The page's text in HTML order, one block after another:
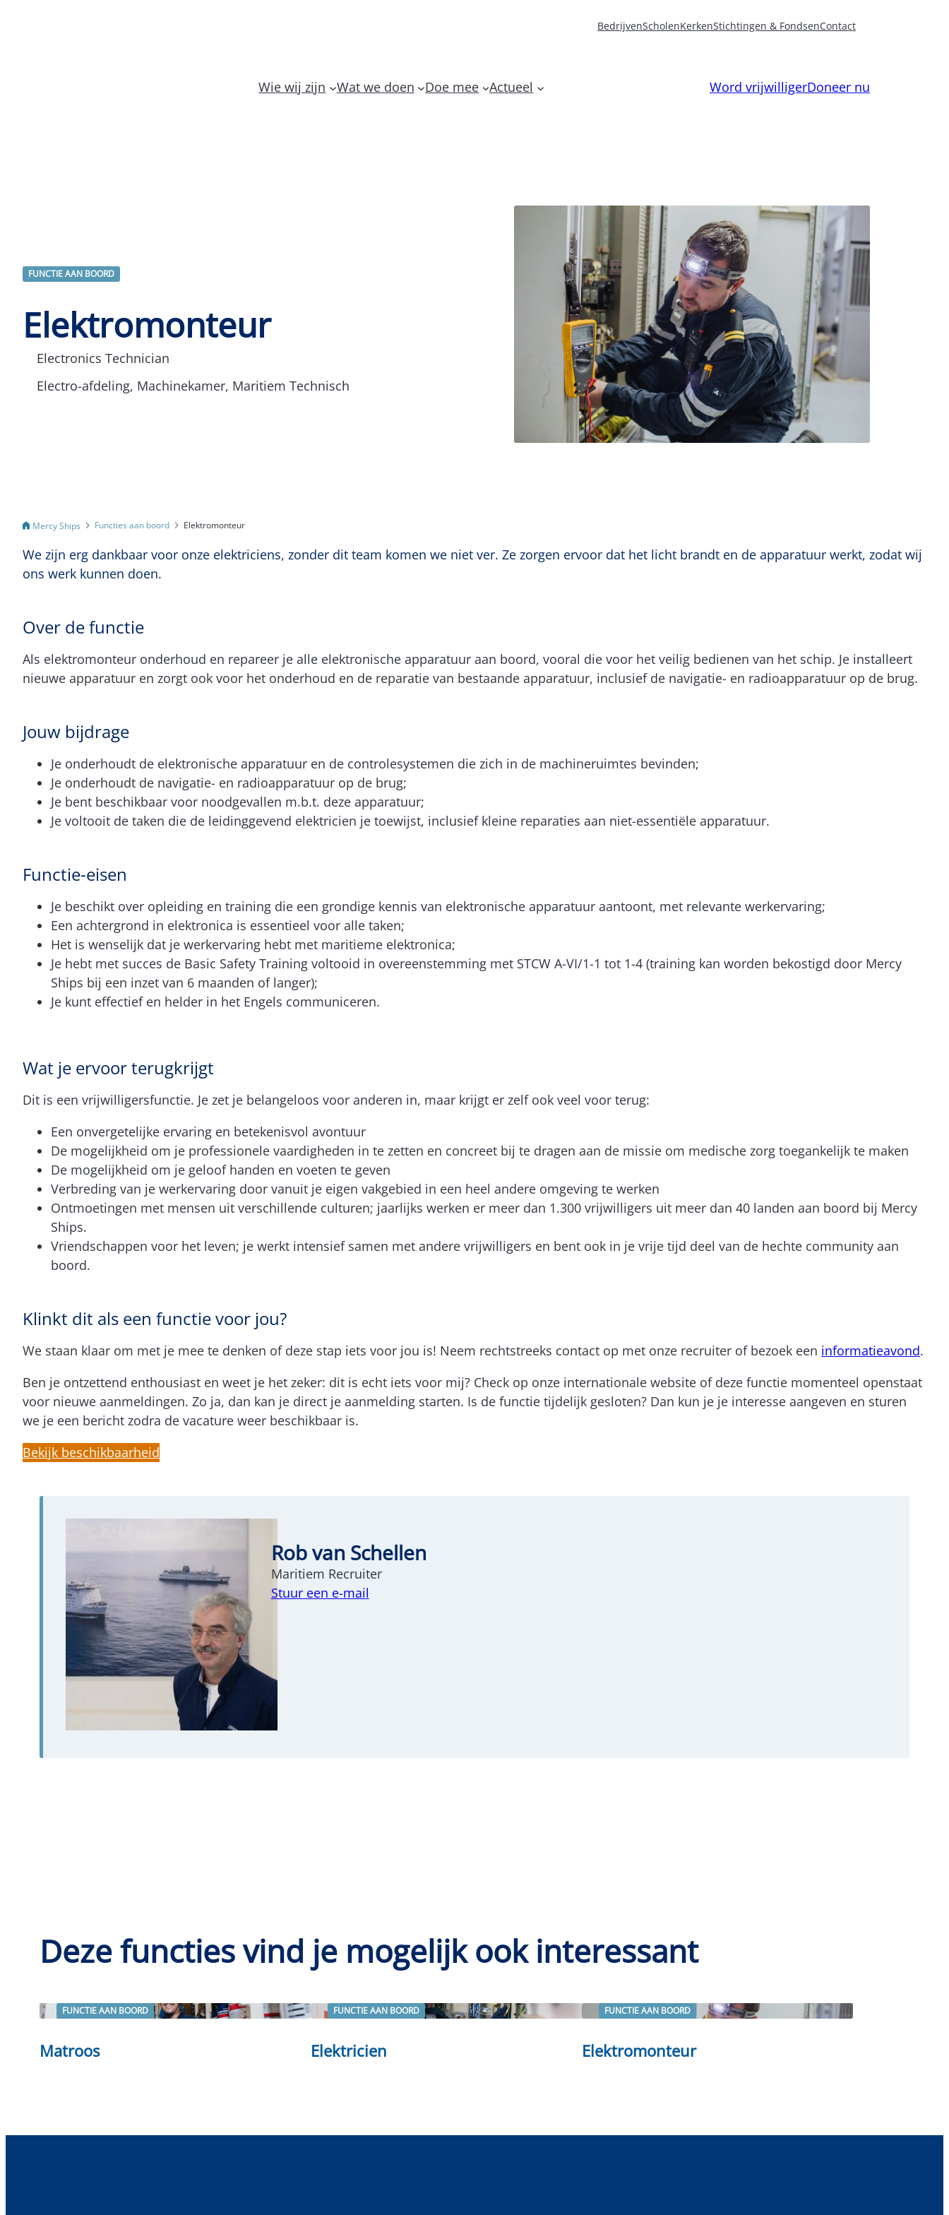
BedrijvenScholenKerkenStichtingen & FondsenContact
Wie wij zijn Wat we doen Doe mee Actueel Word vrijwilligerDoneer nu
FUNCTIE AAN BOORD
Elektromonteur
Electronics Technician
Electro-afdeling, Machinekamer, Maritiem Technisch
Mercy Ships Functies aan boord Elektromonteur
We zijn erg dankbaar voor onze elektriciens, zonder dit team komen we niet ver. Ze zorgen ervoor dat het licht brandt en de apparatuur werkt, zodat wij
ons werk kunnen doen.
Over de functie
Als elektromonteur onderhoud en repareer je alle elektronische apparatuur aan boord, vooral die voor het veilig bedienen van het schip. Je installeert
nieuwe apparatuur en zorgt ook voor het onderhoud en de reparatie van bestaande apparatuur, inclusief de navigatie- en radioapparatuur op de brug.
Jouw bijdrage
Je onderhoudt de elektronische apparatuur en de controlesystemen die zich in de machineruimtes bevinden;
Je onderhoudt de navigatie- en radioapparatuur op de brug;
Je bent beschikbaar voor noodgevallen m.b.t. deze apparatuur;
Je voltooit de taken die de leidinggevend elektricien je toewijst, inclusief kleine reparaties aan niet-essentiële apparatuur.
Functie-eisen
Je beschikt over opleiding en training die een grondige kennis van elektronische apparatuur aantoont, met relevante werkervaring;
Een achtergrond in elektronica is essentieel voor alle taken;
Het is wenselijk dat je werkervaring hebt met maritieme elektronica;
Je hebt met succes de Basic Safety Training voltooid in overeenstemming met STCW A-VI/1-1 tot 1-4 (training kan worden bekostigd door Mercy
Ships bij een inzet van 6 maanden of langer);
Je kunt effectief en helder in het Engels communiceren.
Wat je ervoor terugkrijgt
Dit is een vrijwilligersfunctie. Je zet je belangeloos voor anderen in, maar krijgt er zelf ook veel voor terug:
Een onvergetelijke ervaring en betekenisvol avontuur
De mogelijkheid om je professionele vaardigheden in te zetten en concreet bij te dragen aan de missie om medische zorg toegankelijk te maken
De mogelijkheid om je geloof handen en voeten te geven
Verbreding van je werkervaring door vanuit je eigen vakgebied in een heel andere omgeving te werken
Ontmoetingen met mensen uit verschillende culturen; jaarlijks werken er meer dan 1.300 vrijwilligers uit meer dan 40 landen aan boord bij Mercy
Ships.
Vriendschappen voor het leven; je werkt intensief samen met andere vrijwilligers en bent ook in je vrije tijd deel van de hechte community aan
boord.
Klinkt dit als een functie voor jou?
We staan klaar om met je mee te denken of deze stap iets voor jou is! Neem rechtstreeks contact op met onze recruiter of bezoek een informatieavond.
Ben je ontzettend enthousiast en weet je het zeker: dit is echt iets voor mij? Check op onze internationale website of deze functie momenteel openstaat
voor nieuwe aanmeldingen. Zo ja, dan kan je direct je aanmelding starten. Is de functie tijdelijk gesloten? Dan kun je je interesse aangeven en sturen
we je een bericht zodra de vacature weer beschikbaar is.
Bekijk beschikbaarheid
Rob van Schellen
Maritiem Recruiter
Stuur een e-mail
Deze functies vind je mogelijk ook interessant
FUNCTIE AAN BOORD
Matroos
FUNCTIE AAN BOORD
Elektricien
FUNCTIE AAN BOORD
Elektromonteur